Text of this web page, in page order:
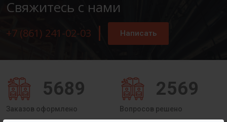
Свяжитесь с нами
+7 (861) 241-02-03 Написать
5689
Заказов оформлено
2569
Вопросов решено